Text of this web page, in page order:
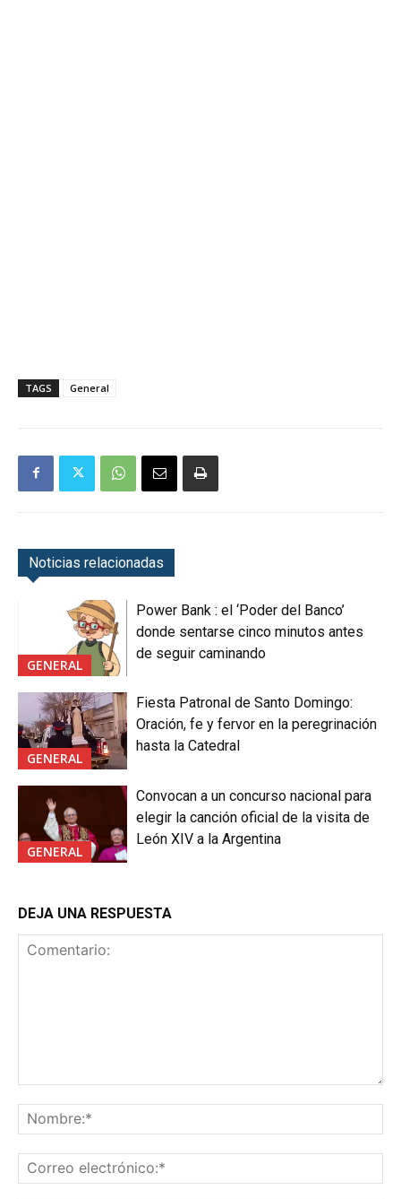
TAGS General
Noticias relacionadas
GENERAL
Power Bank : el ‘Poder del Banco’
donde sentarse cinco minutos antes
de seguir caminando
GENERAL
Fiesta Patronal de Santo Domingo:
Oración, fe y fervor en la peregrinación
hasta la Catedral
GENERAL
Convocan a un concurso nacional para
elegir la canción oficial de la visita de
León XIV a la Argentina
DEJA UNA RESPUESTA